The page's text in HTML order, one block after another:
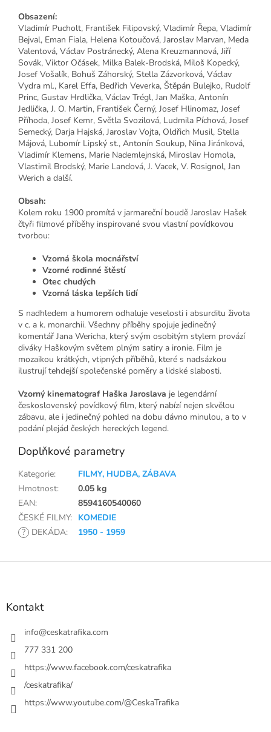
Obsazení:
Vladimír Pucholt, František Filipovský, Vladimír Řepa, Vladimír
Bejval, Eman Fiala, Helena Kotoučová, Jaroslav Marvan, Meda
Valentová, Václav Postránecký, Alena Kreuzmannová, Jiří
Sovák, Viktor Očásek, Milka Balek-Brodská, Miloš Kopecký,
Josef Vošalík, Bohuš Záhorský, Stella Zázvorková, Václav
Vydra ml., Karel Effa, Bedřich Veverka, Štěpán Bulejko, Rudolf
Princ, Gustav Hrdlička, Václav Trégl, Jan Maška, Antonín
Jedlička, J. O. Martin, František Černý, Josef Hlinomaz, Josef
Příhoda, Josef Kemr, Světla Svozilová, Ludmila Píchová, Josef
Semecký, Darja Hajská, Jaroslav Vojta, Oldřich Musil, Stella
Májová, Lubomír Lipský st., Antonín Soukup, Nina Jiránková,
Vladimír Klemens, Marie Nademlejnská, Miroslav Homola,
Vlastimil Brodský, Marie Landová, J. Vacek, V. Rosignol, Jan
Werich a další.
Obsah:
Kolem roku 1900 promítá v jarmareční boudě Jaroslav Hašek
čtyři filmové příběhy inspirované svou vlastní povídkovou
tvorbou:
Vzorná škola mocnářství
Vzorné rodinné štěstí
Otec chudých
Vzorná láska lepších lidí
S nadhledem a humorem odhaluje veselosti i absurditu života
v c. a k. monarchii. Všechny příběhy spojuje jedinečný
komentář Jana Wericha, který svým osobitým stylem provází
diváky Haškovým světem plným satiry a ironie. Film je
mozaikou krátkých, vtipných příběhů, které s nadsázkou
ilustrují tehdejší společenské poměry a lidské slabosti.
Vzorný kinematograf Haška Jaroslava je legendární
československý povídkový film, který nabízí nejen skvělou
zábavu, ale i jedinečný pohled na dobu dávno minulou, a to v
podání plejád českých hereckých legend.
Doplňkové parametry
Kategorie:
FILMY, HUDBA, ZÁBAVA
Hmotnost:
0.05 kg
EAN:
8594160540060
ČESKÉ FILMY: KOMEDIE
? DEKÁDA: 1950 - 1959
Z
Kontakt
info@ceskatrafika.com
777 331 200
https://www.facebook.com/ceskatrafika
/ceskatrafika/
https://www.youtube.com/@CeskaTrafika